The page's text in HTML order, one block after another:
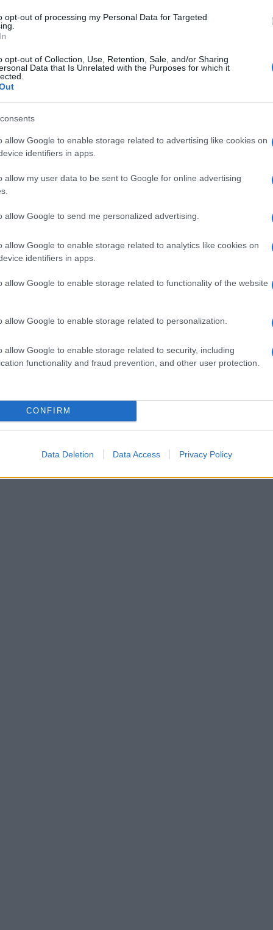
opt-out of processing my Personal Data for Targeted
opt-out of Collection, Use, Retention, Sale, and/or Sharing
Data that Is Unrelated with the Purposes for which it
allow Google to enable storage related to advertising like cookies on
identifiers in apps.
allow my user data to be sent to Google for online advertising
allow Google to send me personalized advertising.
allow Google to enable storage related to analytics like cookies on
identifiers in apps.
allow Google to enable storage related to functionality of the website
allow Google to enable storage related to personalization.
allow Google to enable storage related to security, including
functionality and fraud prevention, and other user protection.
CONFIRM
Data Deletion Data Access Privacy Policy
San Simplicio un altro grande concerto,
del Fausto Noce i Tazenda e Alberto
nazionali?
mesecliccando
nella sezione Logindal menù del sito